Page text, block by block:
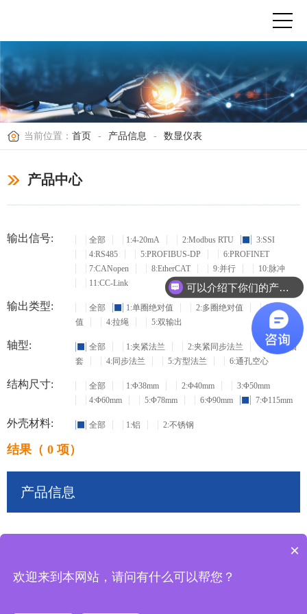
当前位置： 首页 - 产品信息 - 数显仪表
产品中心
输出信号: 全部 1:4-20mA 2:Modbus RTU
3:SSI
4:RS485
5:PROFIBUS-DP
6:PROFINET
7:CANopen
8:EtherCAT 9:并行
10:脉冲
11:CC-Link
输出类型: 全部 1:单圈绝对值 2:多圈绝对值
3:增量
值
4:拉绳 5:双输出
轴型: 全部 1:夹紧法兰 2:夹紧同步法兰
3:盲孔轴
套
4:同步法兰 5:方型法兰 6:通孔空心
结构尺寸: 全部 1:Φ38mm 2:Φ40mm
3:Φ50mm
4:Φ60mm
5:Φ78mm 6:Φ90mm 7:Φ115mm
外壳材料: 全部 1:铝 2:不锈钢
结果（ 0 项）
产品信息
可以介绍下你们的产品么？
×
欢迎来到本网站，请问有什么可以帮您？